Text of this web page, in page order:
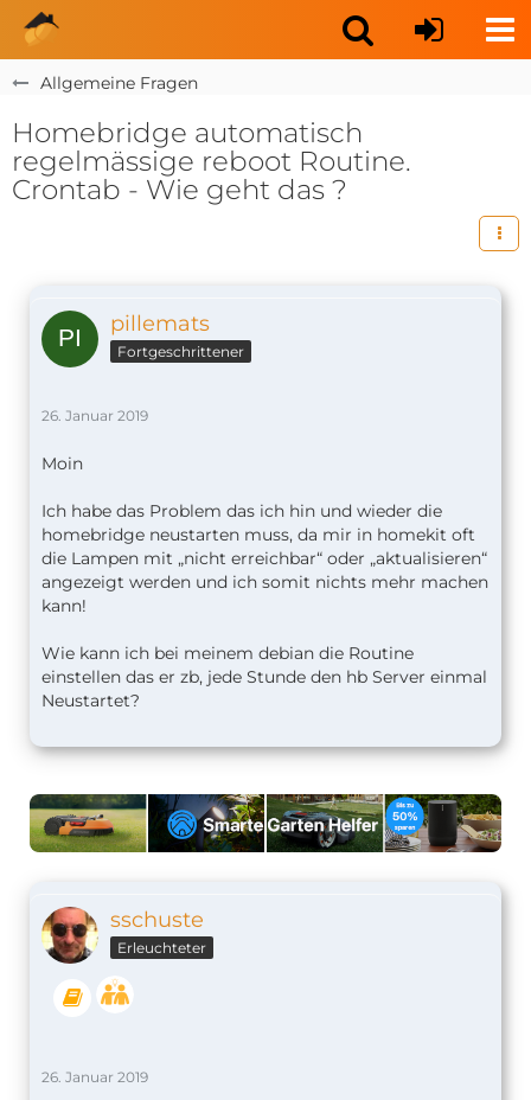
Allgemeine Fragen
Homebridge automatisch
regelmässige reboot Routine.
Crontab - Wie geht das ?
pillemats
Fortgeschrittener
26. Januar 2019
Moin
Ich habe das Problem das ich hin und wieder die
homebridge neustarten muss, da mir in homekit oft
die Lampen mit „nicht erreichbar“ oder „aktualisieren“
angezeigt werden und ich somit nichts mehr machen
kann!
Wie kann ich bei meinem debian die Routine
einstellen das er zb, jede Stunde den hb Server einmal
Neustartet?
sschuste
Erleuchteter
26. Januar 2019